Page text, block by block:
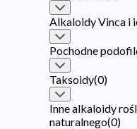
Alkaloidy Vinca i
Pochodne
Taksoidy(0)
Inne alkaloidy
naturalnego(0)